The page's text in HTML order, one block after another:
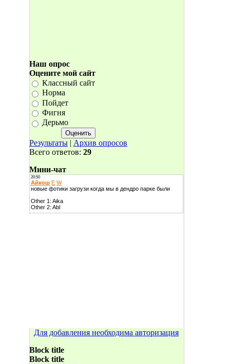
Наш опрос
Оцените мой сайт
Классный сайт
Норма
Пойдет
Фигня
Дерьмо
Результаты | Архив опросов
Всего ответов: 29
Мини-чат
Для добавления необходима авторизация
Block title
Block title